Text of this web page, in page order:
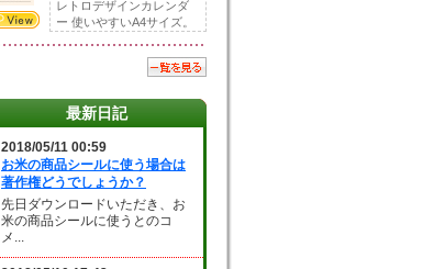
レトロデザインカレンダ
ー 使いやすいA4サイズ。
最新日記
2018/05/11 00:59
お米の商品シールに使う場合は
著作権どうでしょうか？
先日ダウンロードいただき、お
米の商品シールに使うとのコ
メ...